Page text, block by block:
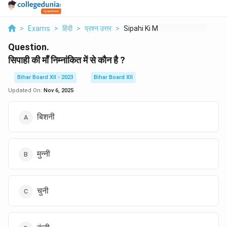
> Exams > हिंदी > प्रश्न उत्तर > Sipahi Ki Maa Nimnan...
Question.
सिपाही की माँ निम्नांकित में से कौन है ?
Bihar Board XII - 2023
Bihar Board XII
Updated On: Nov 6, 2025
बिशनी
मुन्नी
चुनी